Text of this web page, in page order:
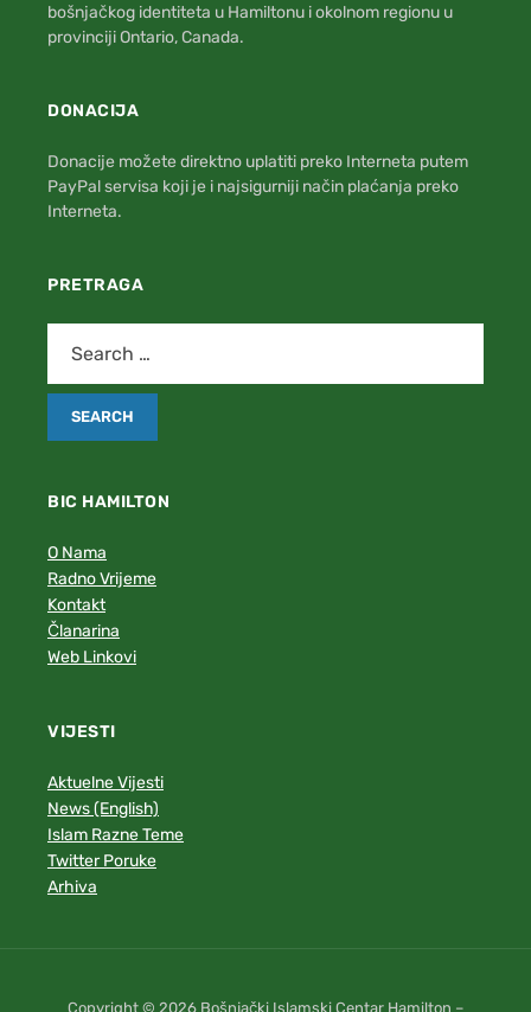
bošnjačkog identiteta u Hamiltonu i okolnom regionu u
provinciji Ontario, Canada.
DONACIJA
Donacije možete direktno uplatiti preko Interneta putem
PayPal servisa koji je i najsigurniji način plaćanja preko
Interneta.
PRETRAGA
BIC HAMILTON
O Nama
Radno Vrijeme
Kontakt
Članarina
Web Linkovi
VIJESTI
Aktuelne Vijesti
News (English)
Islam Razne Teme
Twitter Poruke
Arhiva
Copyright © 2026 Bošnjački Islamski Centar Hamilton –